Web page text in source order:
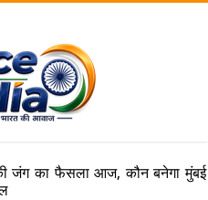
जंग का फैसला आज, कौन बनेगा मुंबई